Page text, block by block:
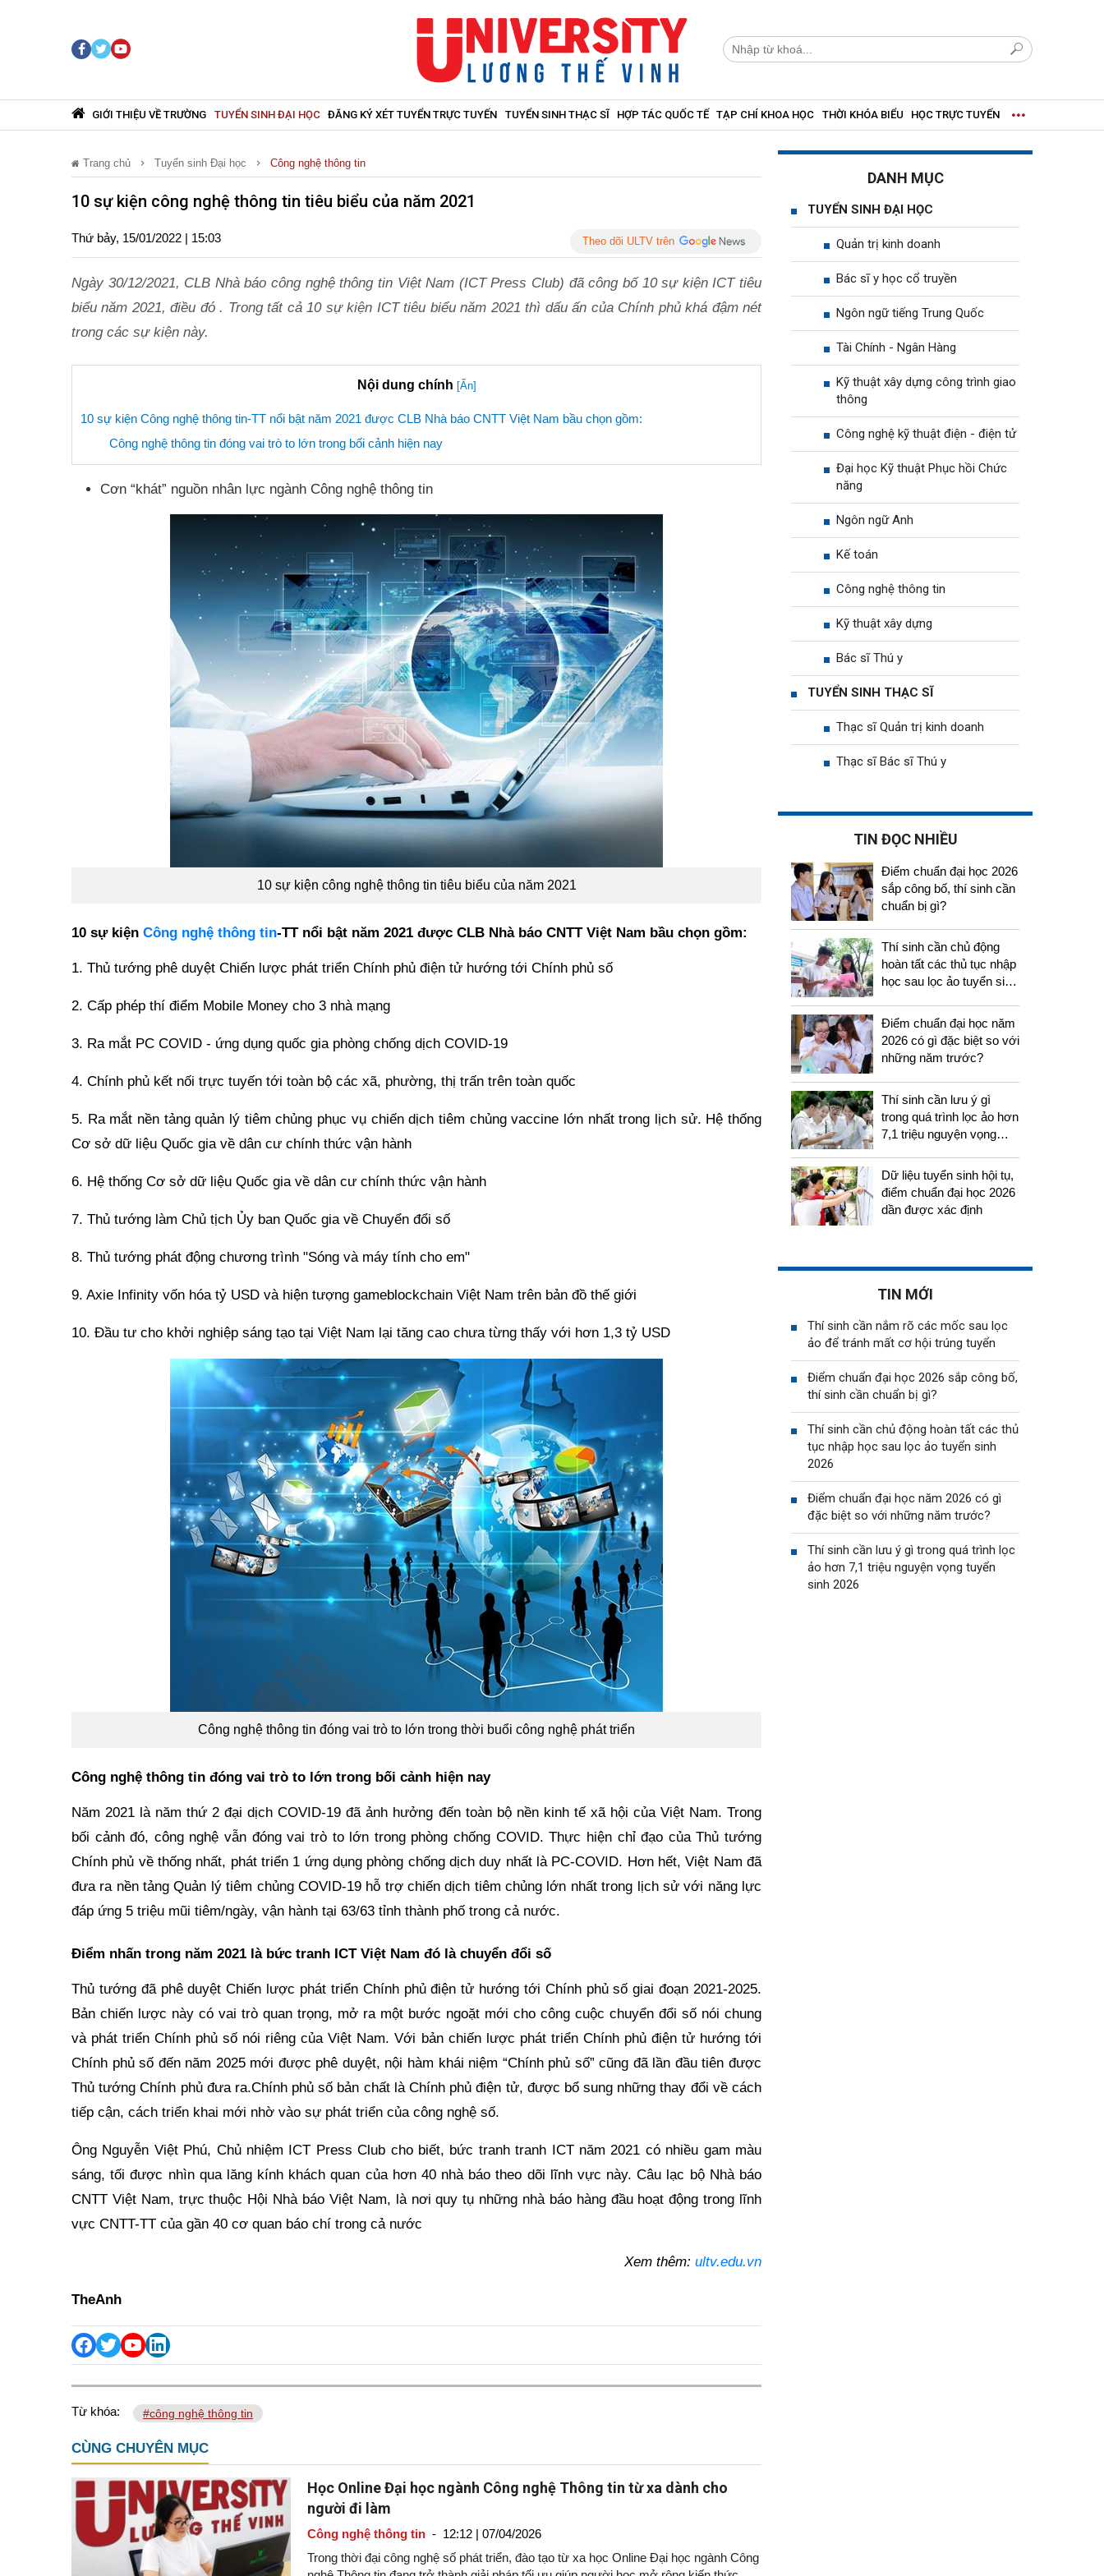
GIỚI THIỆU VỀ TRƯỜNG TUYỂN SINH ĐẠI HỌC ĐĂNG KÝ XÉT TUYỂN TRỰC TUYẾN TUYỂN SINH THẠC SĨ HỢP TÁC QUỐC TẾ TẠP CHÍ KHOA HỌC THỜI KHÓA BIỂU HỌC TRỰC TUYẾN
Trang chủ Tuyển sinh Đại học Công nghệ thông tin
10 sự kiện công nghệ thông tin tiêu biểu của năm 2021
Thứ bảy, 15/01/2022 | 15:03 Theo dõi ULTV trên
Ngày 30/12/2021, CLB Nhà báo công nghệ thông tin Việt Nam (ICT Press Club) đã công bố 10 sự kiện ICT tiêu
biểu năm 2021, điều đó . Trong tất cả 10 sự kiện ICT tiêu biểu năm 2021 thì dấu ấn của Chính phủ khá đậm nét
trong các sự kiện này.
Nội dung chính [Ẩn]
10 sự kiện Công nghệ thông tin-TT nổi bật năm 2021 được CLB Nhà báo CNTT Việt Nam bầu chọn gồm:
Công nghệ thông tin đóng vai trò to lớn trong bối cảnh hiện nay
Cơn “khát” nguồn nhân lực ngành Công nghệ thông tin
10 sự kiện công nghệ thông tin tiêu biểu của năm 2021
10 sự kiện Công nghệ thông tin-TT nổi bật năm 2021 được CLB Nhà báo CNTT Việt Nam bầu chọn gồm:
1. Thủ tướng phê duyệt Chiến lược phát triển Chính phủ điện tử hướng tới Chính phủ số
2. Cấp phép thí điểm Mobile Money cho 3 nhà mạng
3. Ra mắt PC COVID - ứng dụng quốc gia phòng chống dịch COVID-19
4. Chính phủ kết nối trực tuyến tới toàn bộ các xã, phường, thị trấn trên toàn quốc
5. Ra mắt nền tảng quản lý tiêm chủng phục vụ chiến dịch tiêm chủng vaccine lớn nhất trong lịch sử. Hệ thống
Cơ sở dữ liệu Quốc gia về dân cư chính thức vận hành
6. Hệ thống Cơ sở dữ liệu Quốc gia về dân cư chính thức vận hành
7. Thủ tướng làm Chủ tịch Ủy ban Quốc gia về Chuyển đổi số
8. Thủ tướng phát động chương trình "Sóng và máy tính cho em"
9. Axie Infinity vốn hóa tỷ USD và hiện tượng gameblockchain Việt Nam trên bản đồ thế giới
10. Đầu tư cho khởi nghiệp sáng tạo tại Việt Nam lại tăng cao chưa từng thấy với hơn 1,3 tỷ USD
Công nghệ thông tin đóng vai trò to lớn trong thời buổi công nghệ phát triển
Công nghệ thông tin đóng vai trò to lớn trong bối cảnh hiện nay
Năm 2021 là năm thứ 2 đại dịch COVID-19 đã ảnh hưởng đến toàn bộ nền kinh tế xã hội của Việt Nam. Trong
bối cảnh đó, công nghệ vẫn đóng vai trò to lớn trong phòng chống COVID. Thực hiện chỉ đạo của Thủ tướng
Chính phủ về thống nhất, phát triển 1 ứng dụng phòng chống dịch duy nhất là PC-COVID. Hơn hết, Việt Nam đã
đưa ra nền tảng Quản lý tiêm chủng COVID-19 hỗ trợ chiến dịch tiêm chủng lớn nhất trong lịch sử với năng lực
đáp ứng 5 triệu mũi tiêm/ngày, vận hành tại 63/63 tỉnh thành phố trong cả nước.
Điểm nhấn trong năm 2021 là bức tranh ICT Việt Nam đó là chuyển đổi số
Thủ tướng đã phê duyệt Chiến lược phát triển Chính phủ điện tử hướng tới Chính phủ số giai đoạn 2021-2025.
Bản chiến lược này có vai trò quan trọng, mở ra một bước ngoặt mới cho công cuộc chuyển đổi số nói chung
và phát triển Chính phủ số nói riêng của Việt Nam. Với bản chiến lược phát triển Chính phủ điện tử hướng tới
Chính phủ số đến năm 2025 mới được phê duyệt, nội hàm khái niệm “Chính phủ số” cũng đã lần đầu tiên được
Thủ tướng Chính phủ đưa ra.Chính phủ số bản chất là Chính phủ điện tử, được bổ sung những thay đổi về cách
tiếp cận, cách triển khai mới nhờ vào sự phát triển của công nghệ số.
Ông Nguyễn Việt Phú, Chủ nhiệm ICT Press Club cho biết, bức tranh tranh ICT năm 2021 có nhiều gam màu
sáng, tối được nhìn qua lăng kính khách quan của hơn 40 nhà báo theo dõi lĩnh vực này. Câu lạc bộ Nhà báo
CNTT Việt Nam, trực thuộc Hội Nhà báo Việt Nam, là nơi quy tụ những nhà báo hàng đầu hoạt động trong lĩnh
vực CNTT-TT của gần 40 cơ quan báo chí trong cả nước
Xem thêm: ultv.edu.vn
TheAnh
Từ khóa: #công nghệ thông tin
CÙNG CHUYÊN MỤC
Học Online Đại học ngành Công nghệ Thông tin từ xa dành cho
người đi làm
Công nghệ thông tin- 12:12 | 07/04/2026
Trong thời đại công nghệ số phát triển, đào tạo từ xa học Online Đại học ngành Công
DANH MỤC
TUYỂN SINH ĐẠI HỌC
Quản trị kinh doanh
Bác sĩ y học cổ truyền
Ngôn ngữ tiếng Trung Quốc
Tài Chính - Ngân Hàng
Kỹ thuật xây dựng công trình giao
thông
Công nghệ kỹ thuật điện - điện tử
Đại học Kỹ thuật Phục hồi Chức
năng
Ngôn ngữ Anh
Kế toán
Công nghệ thông tin
Kỹ thuật xây dựng
Bác sĩ Thú y
TUYỂN SINH THẠC SĨ
Thạc sĩ Quản trị kinh doanh
Thạc sĩ Bác sĩ Thú y
TIN ĐỌC NHIỀU
Điểm chuẩn đại học 2026
sắp công bố, thí sinh cần
chuẩn bị gì?
Thí sinh cần chủ động
hoàn tất các thủ tục nhập
học sau lọc ảo tuyển sinh
Điểm chuẩn đại học năm
2026 có gì đặc biệt so với
những năm trước?
Thí sinh cần lưu ý gì
trong quá trình lọc ảo hơn
7,1 triệu nguyện vọng
Dữ liệu tuyển sinh hội tụ,
điểm chuẩn đại học 2026
dần được xác định
TIN MỚI
Thí sinh cần nắm rõ các mốc sau lọc
ảo để tránh mất cơ hội trúng tuyển
Điểm chuẩn đại học 2026 sắp công bố,
thí sinh cần chuẩn bị gì?
Thí sinh cần chủ động hoàn tất các thủ
tục nhập học sau lọc ảo tuyển sinh
2026
Điểm chuẩn đại học năm 2026 có gì
đặc biệt so với những năm trước?
Thí sinh cần lưu ý gì trong quá trình lọc
ảo hơn 7,1 triệu nguyện vọng tuyển
sinh 2026